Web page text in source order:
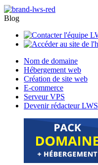
Blog
Nom de domaine
Hébergement web
Création de site web
E-commerce
Serveur VPS
Devenir rédacteur LWS